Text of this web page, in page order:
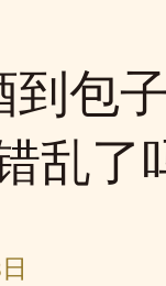
到包
乱了